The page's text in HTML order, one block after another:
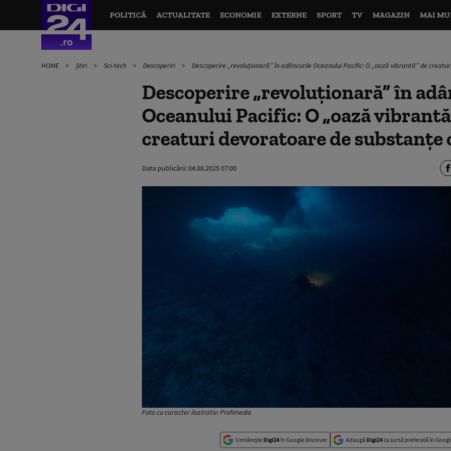
POLITICĂ ACTUALITATE ECONOMIE EXTERNE SPORT TV MAGAZIN MAI
HOME Știri Sci-tech Descoperiri Descoperire „revoluționară” în adâncurile Oceanului Pacific: O „oază vibrantă” de
Descoperire „revoluționară” în
Oceanului Pacific: O „oază
creaturi devoratoare de substanţe
Data publicării:04.08.2025 07:00
Foto cu caracter ilustrativ: Profimedia
Urmărește Digi24în Google Discover Adaugă Digi24ca sursă preferată în